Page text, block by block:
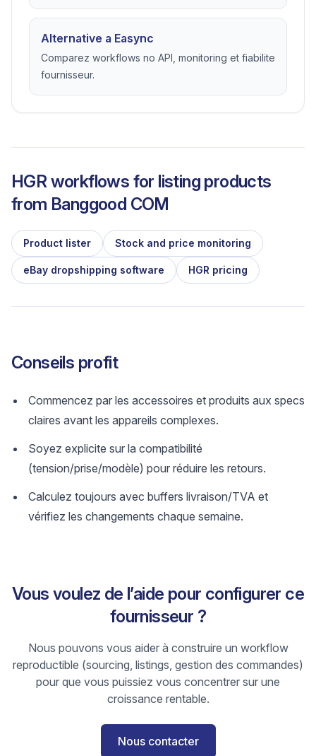
Alternative a Easync
Comparez workflows no API, monitoring et fiabilite
fournisseur.
HGR workflows for listing products
from Banggood COM
Product lister Stock and price monitoring
eBay dropshipping software HGR pricing
Conseils profit
Commencez par les accessoires et produits aux specs
claires avant les appareils complexes.
Soyez explicite sur la compatibilité
(tension/prise/modèle) pour réduire les retours.
Calculez toujours avec buffers livraison/TVA et
vérifiez les changements chaque semaine.
Vous voulez de l’aide pour configurer ce
fournisseur ?
Nous pouvons vous aider à construire un workflow
reproductible (sourcing, listings, gestion des commandes)
pour que vous puissiez vous concentrer sur une
croissance rentable.
Nous contacter